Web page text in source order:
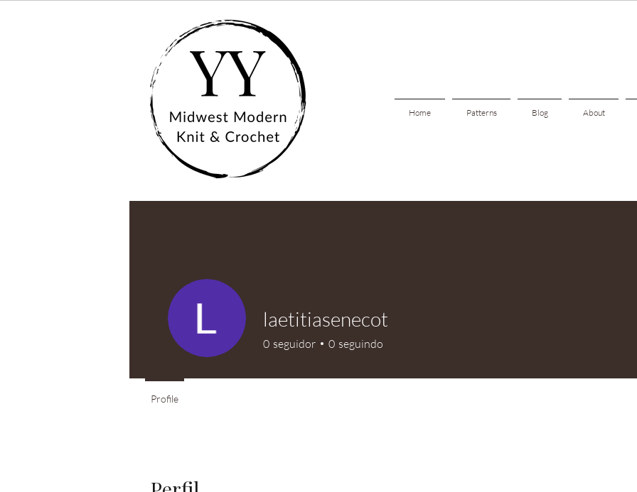
Home Patterns Blog About
laetitiasenecot
0 seguidor 0 seguindo
Profile